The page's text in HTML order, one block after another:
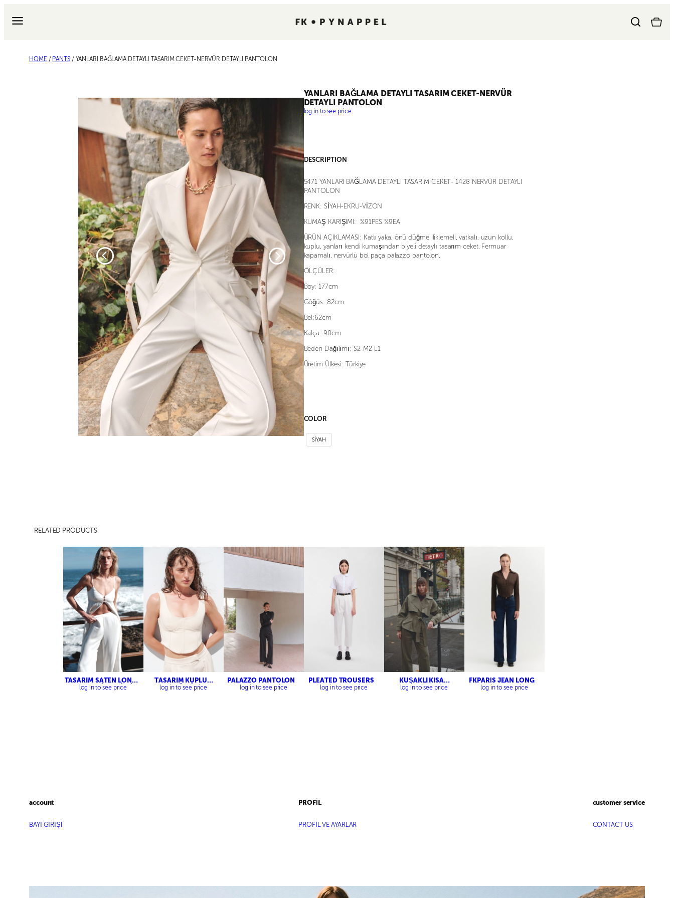
to
HOME/ PANTS/ YANLARI BAĞLAMA DETAYLI TASARIM CEKET-NERVÜR DETAYLI PANTOLON
YANLARI BAĞLAMA DETAYLI TASARIM CEKET-NERVÜR
DETAYLI PANTOLON
log in to see price
DESCRIPTION
5471 YANLARI BAĞLAMA DETAYLI TASARIM CEKET- 1428 NERVÜR DETAYLI
PANTOLON
RENK: SİYAH-EKRU-VİZON
KUMAŞ KARIŞIMI: %91PES %9EA
ÜRÜN AÇIKLAMASI: Katlı yaka, önü düğme iliklemeli, vatkalı, uzun kollu,
kuplu, yanları kendi kumaşından biyeli detaylı tasarım ceket. Fermuar
kapamalı, nervürlü bol paça palazzo pantolon.
ÖLÇÜLER:
Boy: 177cm
Göğüs: 82cm
Bel:62cm
Kalça: 90cm
Beden Dağılımı: S2-M2-L1
Üretim Ülkesi: Türkiye
COLOR
SİYAH
RELATED PRODUCTS
TASARIM SATEN LONG
TOP – BELİ LASTİKLİ
SATEN PANTOLON
log in to see price
TASARIM KUPLU
KORSE BÜSTİYER –
ÇİFT PİLELİ PALAZZO
log in to see price
PALAZZO PANTOLON
log in to see price
PLEATED TROUSERS
log in to see price
KUŞAKLI KISA
TRENÇKOT
log in to see price
FKPARİS JEAN LONG
log in to see price
account
BAYİ GİRİŞİ
PROFİL
PROFİL VE AYARLAR
customer service
CONTACT US